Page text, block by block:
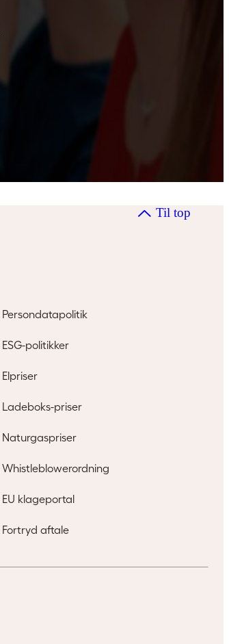
Til top
Persondatapolitik
ESG-politikker
Elpriser
Ladeboks-priser
Naturgaspriser
Whistleblowerordning
EU klageportal
Fortryd aftale